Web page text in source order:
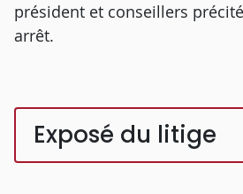
président et conseillers
arrêt.
Exposé du litige